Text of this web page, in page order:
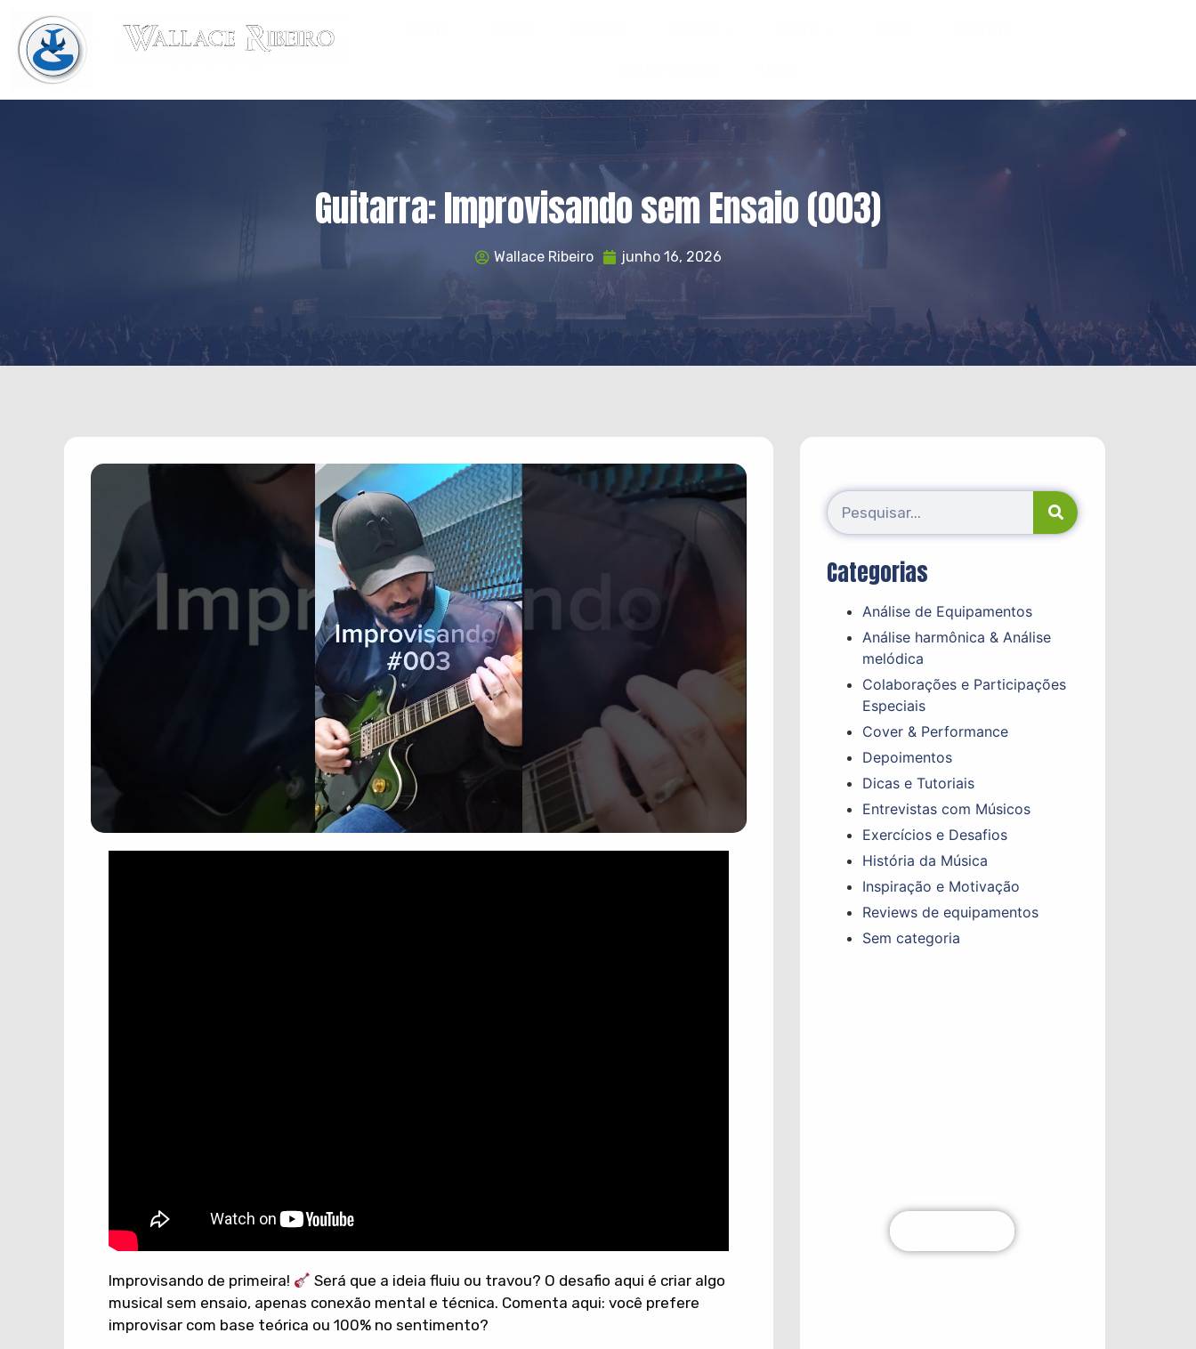
Guitarra: Improvisando sem Ensaio (003)
Wallace Ribeiro junho 16, 2026
​Improvisando de primeira!
Será que a ideia fluiu ou travou? O desafio aqui é criar algo
musical sem ensaio, apenas conexão mental e técnica. Comenta aqui: você prefere
improvisar com base teórica ou 100% no sentimento?
Categorias
Análise de Equipamentos
Análise harmônica & Análise
melódica
Colaborações e Participações
Especiais
Cover & Performance
Depoimentos
Dicas e Tutoriais
Entrevistas com Músicos
Exercícios e Desafios
História da Música
Inspiração e Motivação
Reviews de equipamentos
Sem categoria